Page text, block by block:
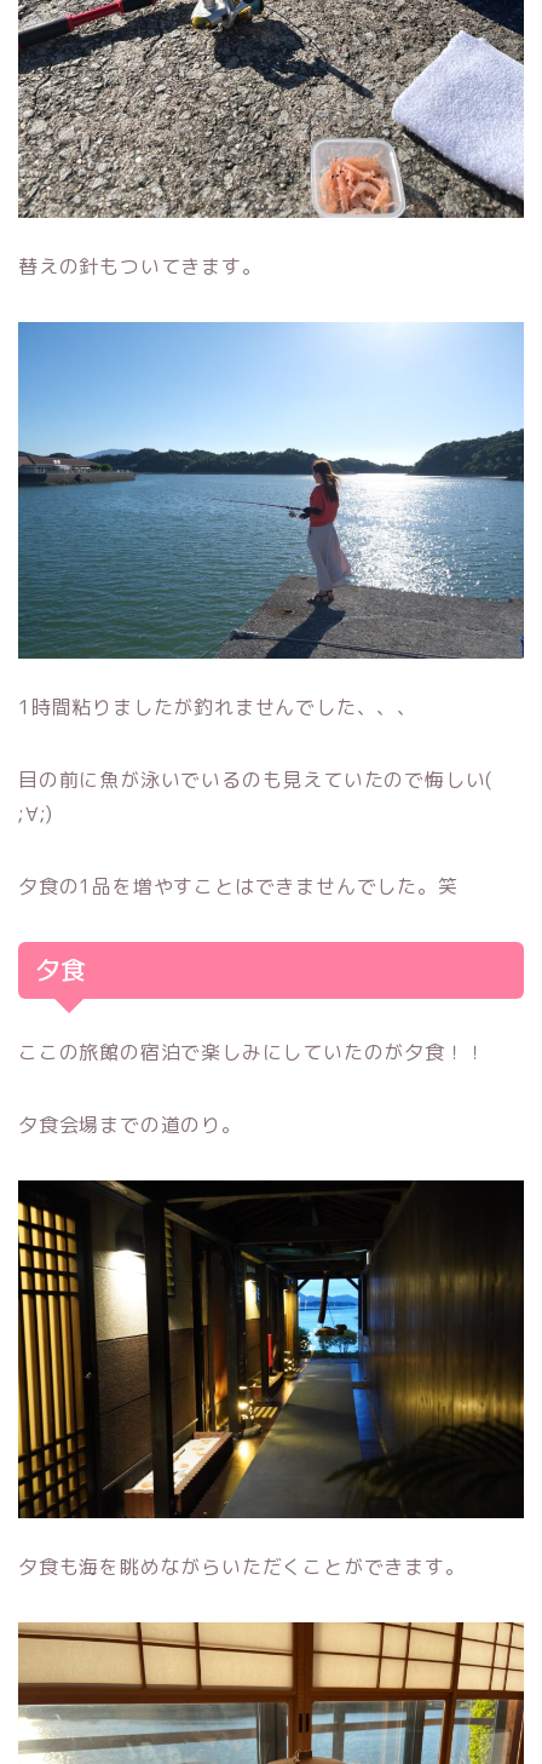
替えの針もついてきます。
1時間粘りましたが釣れませんでした、、、
目の前に魚が泳いでいるのも見えていたので悔しい(
;∀;)
夕食の1品を増やすことはできませんでした。笑
夕食
ここの旅館の宿泊で楽しみにしていたのが夕食！！
夕食会場までの道のり。
夕食も海を眺めながらいただくことができます。